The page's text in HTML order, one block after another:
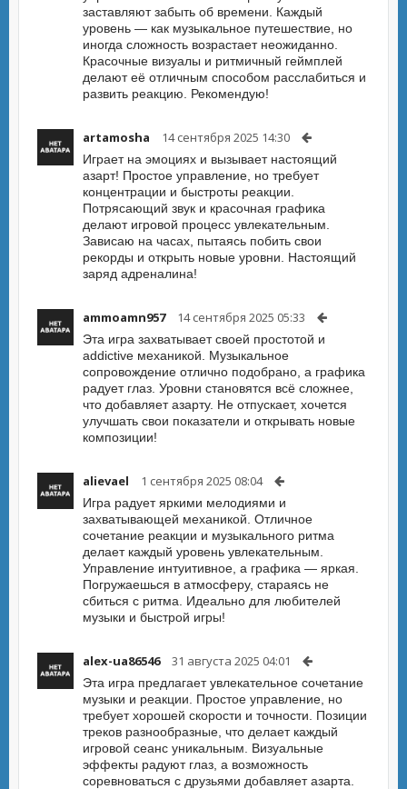
заставляют забыть об времени. Каждый
уровень — как музыкальное путешествие, но
иногда сложность возрастает неожиданно.
Красочные визуалы и ритмичный геймплей
делают её отличным способом расслабиться и
развить реакцию. Рекомендую!
artamosha 14 сентября 2025 14:30
Играет на эмоциях и вызывает настоящий
азарт! Простое управление, но требует
концентрации и быстроты реакции.
Потрясающий звук и красочная графика
делают игровой процесс увлекательным.
Зависаю на часах, пытаясь побить свои
рекорды и открыть новые уровни. Настоящий
заряд адреналина!
ammoamn957 14 сентября 2025 05:33
Эта игра захватывает своей простотой и
addictive механикой. Музыкальное
сопровождение отлично подобрано, а графика
радует глаз. Уровни становятся всё сложнее,
что добавляет азарту. Не отпускает, хочется
улучшать свои показатели и открывать новые
композиции!
alievael 1 сентября 2025 08:04
Игра радует яркими мелодиями и
захватывающей механикой. Отличное
сочетание реакции и музыкального ритма
делает каждый уровень увлекательным.
Управление интуитивное, а графика — яркая.
Погружаешься в атмосферу, стараясь не
сбиться с ритма. Идеально для любителей
музыки и быстрой игры!
alex-ua86546 31 августа 2025 04:01
Эта игра предлагает увлекательное сочетание
музыки и реакции. Простое управление, но
требует хорошей скорости и точности. Позиции
треков разнообразные, что делает каждый
игровой сеанс уникальным. Визуальные
эффекты радуют глаз, а возможность
соревноваться с друзьями добавляет азарта.